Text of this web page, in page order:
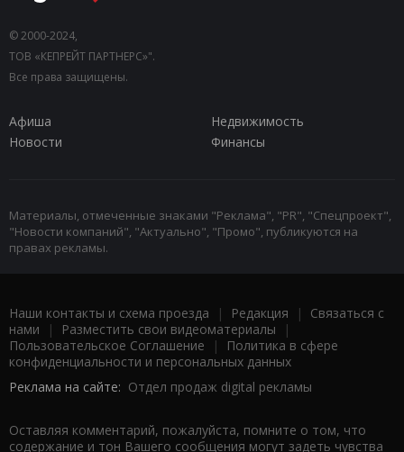
© 2000-2024,
ТОВ «КЕПРЕЙТ ПАРТНЕРС»".
Все права защищены.
Афиша
Недвижимость
Новости
Финансы
Материалы, отмеченные знаками "Реклама", "PR", "Спецпроект",
"Новости компаний", "Актуально", "Промо", публикуются на
правах рекламы.
Наши контакты и схема проезда | Редакция | Связаться с
нами | Разместить свои видеоматериалы |
Пользовательское Соглашение |
Политика в сфере
конфиденциальности и персональных данных
Реклама на сайте: Отдел продаж digital рекламы
Оставляя комментарий, пожалуйста, помните о том, что
содержание и тон Вашего сообщения могут задеть чувства